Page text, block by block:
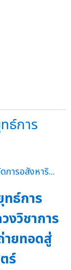
ธ์การ
ธ์การ
งวิชาการ
ยทอดสู่
ร์